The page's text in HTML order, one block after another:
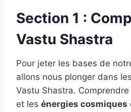
Section 1 :
Vastu Shastra
Pour jeter les bases de
allons nous plonger dans
Vastu Shastra.
et les énergies cosmiques